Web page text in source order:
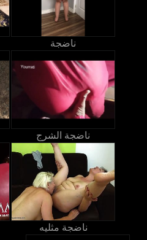
ناضجة
ناضجة الشرج
ناضجة مثليه